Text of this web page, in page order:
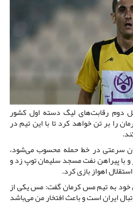
دوم رقابت‌های لیگ دسته اول کشور
را بر تن خواهد کرد تا با این تیم در
سرعتی در خط حمله محسوب می‌شود،
با پیراهن نفت مسجد سلیمان توپ زد و
اهواز بازی کرد.
خود به تیم مس کرمان گفت: مس یکی از
ایران است و باعث افتخار من می‌باشد